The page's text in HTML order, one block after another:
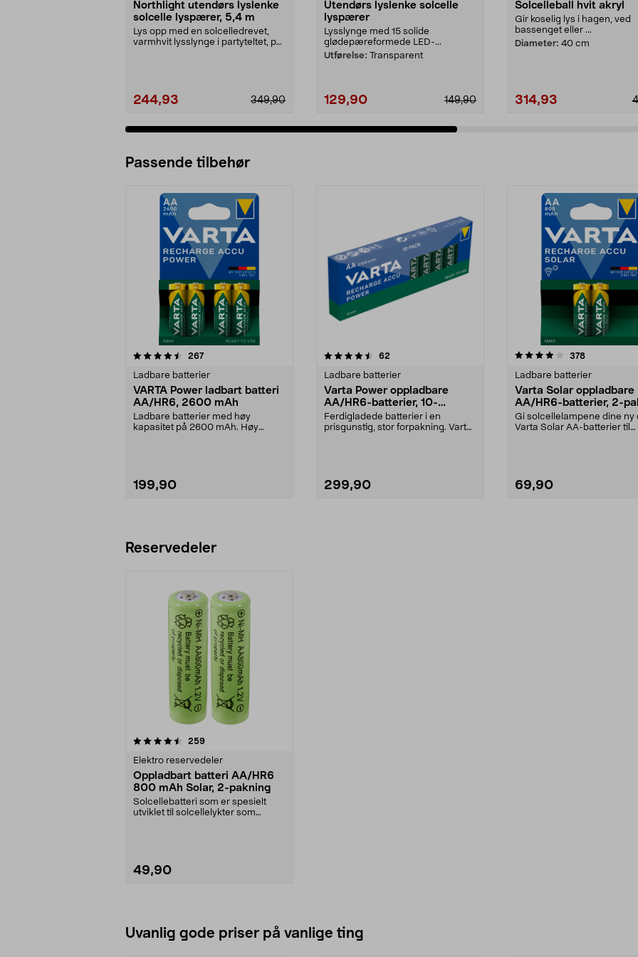
Northlight utendørs lyslenke
solcelle lyspærer, 5,4 m
Lys opp med en solcelledrevet,
varmhvit lysslynge i partyteltet, på
244,93 349,90
Utendørs lyslenke solcelle
lyspærer
Lysslynge med 15 solide
glødepæreformede LED-...
Utførelse: Transparent
129,90 149,90
Solcelleball hvit akryl
Gir koselig lys i hagen, ved
bassenget eller ...
Diameter: 40 cm
314,93
Passende tilbehør
267anmeldelser
Ladbare batterier
VARTA Power ladbart batteri
AA/HR6, 2600 mAh
Ladbare batterier med høy
kapasitet på 2600 mAh. Høy
199,90
4.5av 5 stjerner 62
Ladbare batterier
Varta Power oppladbare
AA/HR6-batterier, 10-
pakning
Ferdigladede batterier i en
prisgunstig, stor forpakning. Varta
299,90
4.0av 5 stjerner 378anmeldelser
Ladbare batterier
Varta Solar oppladbare
AA/HR6-batterier, 2-
Gi solcellelampene dine ny
Varta Solar AA-batterier til
69,90
Reservedeler
259anmeldelser
Elektro reservedeler
Oppladbart batteri AA/HR6
800 mAh Solar, 2-pakning
Solcellebatteri som er spesielt
utviklet til solcellelykter som
49,90
Uvanlig gode priser på vanlige ting